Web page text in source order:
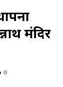
मंदिर
0